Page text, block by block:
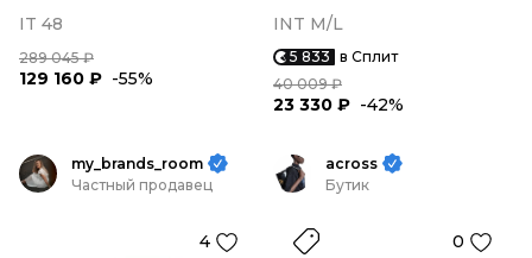
IT 48
289 045 ₽
129 160 ₽ -55%
INT M/L
5 833 в Сплит
40 009 ₽
23 330 ₽ -42%
my_brands_room
Частный продавец
4
across
Бутик
0